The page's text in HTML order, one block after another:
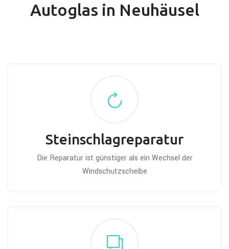
Autoglas in Neuhäusel
Steinschlagreparatur
Die Reparatur ist günstiger als ein Wechsel der
Windschutzscheibe